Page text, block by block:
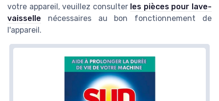
votre appareil, veuillez consulter les pièces pour lave-
vaisselle nécessaires au bon fonctionnement de
l'appareil.